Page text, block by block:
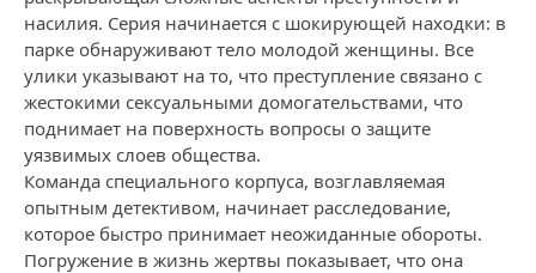
насилия. Серия начинается с шокирующей находки: в
парке обнаруживают тело молодой женщины. Все
улики указывают на то, что преступление связано с
жестокими сексуальными домогательствами, что
поднимает на поверхность вопросы о защите
уязвимых слоев общества.
Команда специального корпуса, возглавляемая
опытным детективом, начинает расследование,
которое быстро принимает неожиданные обороты.
Погружение в жизнь жертвы показывает, что она